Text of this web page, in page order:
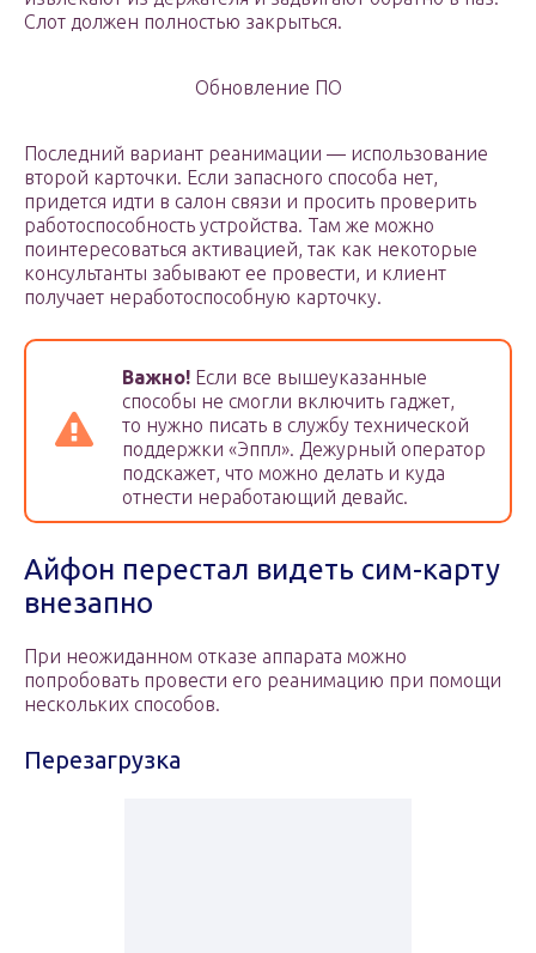
Слот должен полностью закрыться.
Обновление ПО
Последний вариант реанимации — использование
второй карточки. Если запасного способа нет,
придется идти в салон связи и просить проверить
работоспособность устройства. Там же можно
поинтересоваться активацией, так как некоторые
консультанты забывают ее провести, и клиент
получает неработоспособную карточку.
Важно! Если все вышеуказанные
способы не смогли включить гаджет,
то нужно писать в службу технической
поддержки «Эппл». Дежурный оператор
подскажет, что можно делать и куда
отнести неработающий девайс.
Айфон перестал видеть сим-карту
внезапно
При неожиданном отказе аппарата можно
попробовать провести его реанимацию при помощи
нескольких способов.
Перезагрузка